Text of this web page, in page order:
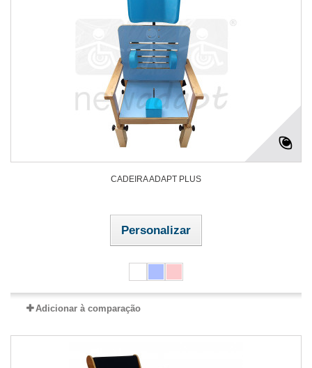
CADEIRA ADAPT PLUS
Personalizar
Adicionar à comparação